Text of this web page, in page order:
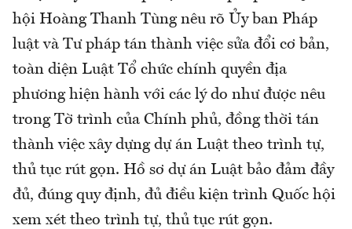
hội Hoàng Thanh Tùng nêu rõ Ủy ban Pháp
luật và Tư pháp tán thành việc sửa đổi cơ bản,
toàn diện Luật Tổ chức chính quyền địa
phương hiện hành với các lý do như được nêu
trong Tờ trình của Chính phủ, đồng thời tán
thành việc xây dựng dự án Luật theo trình tự,
thủ tục rút gọn. Hồ sơ dự án Luật bảo đảm đầy
đủ, đúng quy định, đủ điều kiện trình Quốc hội
xem xét theo trình tự, thủ tục rút gọn.